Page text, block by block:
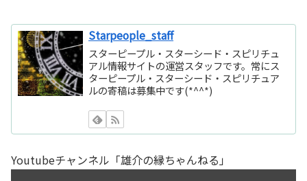
Starpeople_staff
スターピープル・スターシード・スピリチュ
アル情報サイトの運営スタッフです。常にス
ターピープル・スターシード・スピリチュア
ルの寄稿は募集中です(*^^*)
Youtubeチャンネル「雄介の縁ちゃんねる」